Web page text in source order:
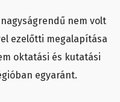
nem volt
ezelőtti megalapítása
oktatási és kutatási
egyaránt.